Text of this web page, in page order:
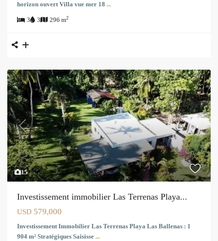
horizon ouvert Villa vue mer 18 ...
3 3 296 m2
15
Previous Next
Investissement immobilier Las Terrenas Playa...
USD 579,000
Investissement Immobilier Las Terrenas Playa Las Ballenas : 1
904 m² Stratégiques Saisisse ...